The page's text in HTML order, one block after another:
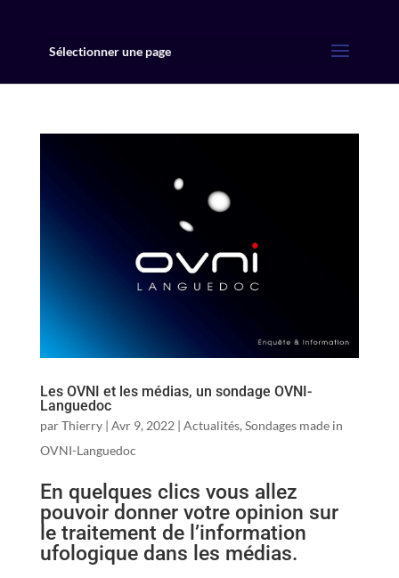
Sélectionner une page
Les OVNI et les médias, un sondage OVNI-
Languedoc
parThierry| Avr 9, 2022 | Actualités, Sondages made in
OVNI-Languedoc
En quelques clics vous allez
pouvoir donner votre opinion sur
le traitement de l’information
ufologique dans les médias.